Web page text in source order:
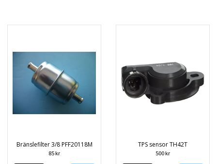
Bränslefilter 3/8 PFF20118M
85 kr
TPS sensor TH42T
500 kr